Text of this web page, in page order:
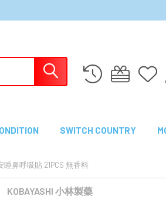
SWITCH COUNTRY
睡鼻呼吸貼 21PCS 無香料
KOBAYASHI 小林製藥